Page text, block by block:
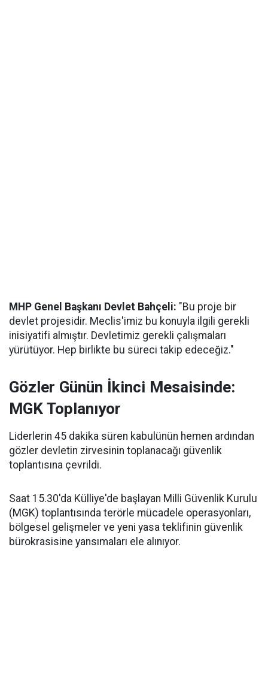
MHP Genel Başkanı Devlet Bahçeli: "Bu proje bir
devlet projesidir. Meclis'imiz bu konuyla ilgili gerekli
inisiyatifi almıştır. Devletimiz gerekli çalışmaları
yürütüyor. Hep birlikte bu süreci takip edeceğiz."
Gözler Günün İkinci Mesaisinde:
MGK Toplanıyor
Liderlerin 45 dakika süren kabulünün hemen ardından
gözler devletin zirvesinin toplanacağı güvenlik
toplantısına çevrildi.
Saat 15.30'da Külliye'de başlayan Milli Güvenlik Kurulu
(MGK) toplantısında terörle mücadele operasyonları,
bölgesel gelişmeler ve yeni yasa teklifinin güvenlik
bürokrasisine yansımaları ele alınıyor.